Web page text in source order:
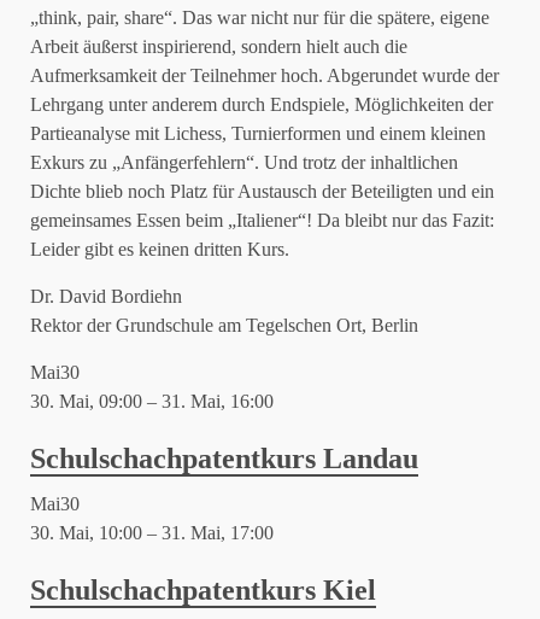
„think, pair, share“. Das war nicht nur für die spätere, eigene
Arbeit äußerst inspirierend, sondern hielt auch die
Aufmerksamkeit der Teilnehmer hoch. Abgerundet wurde der
Lehrgang unter anderem durch Endspiele, Möglichkeiten der
Partieanalyse mit Lichess, Turnierformen und einem kleinen
Exkurs zu „Anfängerfehlern“. Und trotz der inhaltlichen
Dichte blieb noch Platz für Austausch der Beteiligten und ein
gemeinsames Essen beim „Italiener“! Da bleibt nur das Fazit:
Leider gibt es keinen dritten Kurs.
Dr. David Bordiehn
Rektor der Grundschule am Tegelschen Ort, Berlin
Mai30
30. Mai, 09:00 – 31. Mai, 16:00
Schulschachpatentkurs Landau
Mai30
30. Mai, 10:00 – 31. Mai, 17:00
Schulschachpatentkurs Kiel